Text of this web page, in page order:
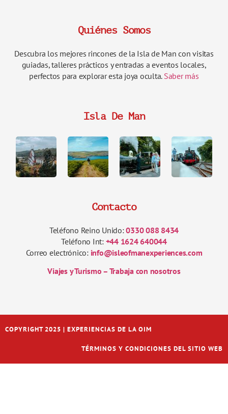
Quiénes Somos
Descubra los mejores rincones de la Isla de Man con visitas
guiadas, talleres prácticos y entradas a eventos locales,
perfectos para explorar esta joya oculta. Saber más
Isla De Man
Contacto
Teléfono Reino Unido:0330 088 8434
Teléfono Int: +44 1624 640044
Correo electrónico: info@isleofmanexperiences.com
Viajes y Turismo – Trabaja con nosotros
COPYRIGHT 2025 | EXPERIENCIAS DE LA OIM
TÉRMINOS Y CONDICIONES DEL SITIO WEB